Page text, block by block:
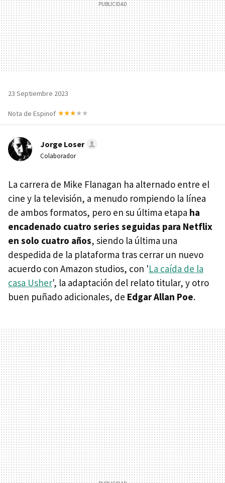
23 Septiembre 2023
Nota de Espinof
Jorge Loser
Colaborador
La carrera de Mike Flanagan ha alternado entre el
cine y la televisión, a menudo rompiendo la línea
de ambos formatos, pero en su última etapa ha
encadenado cuatro series seguidas para Netflix
en solo cuatro años, siendo la última una
despedida de la plataforma tras cerrar un nuevo
acuerdo con Amazon studios, con 'La caída de la
casa Usher', la adaptación del relato titular, y otro
buen puñado adicionales, de Edgar Allan Poe.